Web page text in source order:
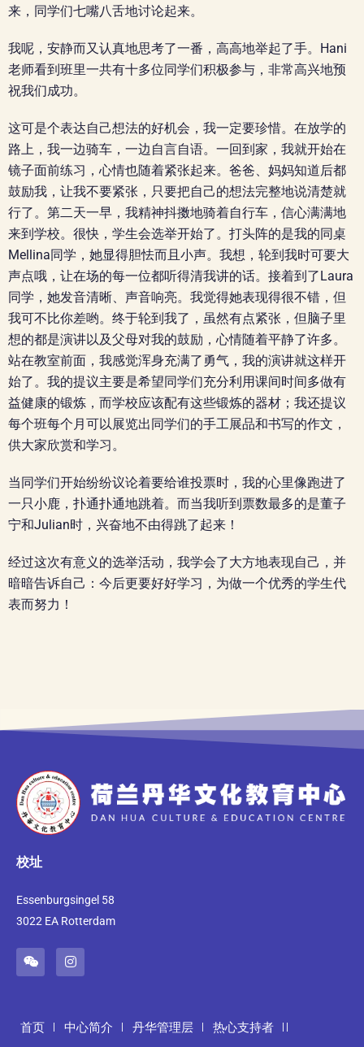
来，同学们七嘴八舌地讨论起来。
我呢，安静而又认真地思考了一番，高高地举起了手。Hani
老师看到班里一共有十多位同学们积极参与，非常高兴地预
祝我们成功。
这可是个表达自己想法的好机会，我一定要珍惜。在放学的
路上，我一边骑车，一边自言自语。一回到家，我就开始在
镜子面前练习，心情也随着紧张起来。爸爸、妈妈知道后都
鼓励我，让我不要紧张，只要把自己的想法完整地说清楚就
行了。第二天一早，我精神抖擞地骑着自行车，信心满满地
来到学校。很快，学生会选举开始了。打头阵的是我的同桌
Mellina同学，她显得胆怯而且小声。我想，轮到我时可要大
声点哦，让在场的每一位都听得清我讲的话。接着到了Laura
同学，她发音清晰、声音响亮。我觉得她表现得很不错，但
我可不比你差哟。终于轮到我了，虽然有点紧张，但脑子里
想的都是演讲以及父母对我的鼓励，心情随着平静了许多。
站在教室前面，我感觉浑身充满了勇气，我的演讲就这样开
始了。我的提议主要是希望同学们充分利用课间时间多做有
益健康的锻炼，而学校应该配有这些锻炼的器材；我还提议
每个班每个月可以展览出同学们的手工展品和书写的作文，
供大家欣赏和学习。
当同学们开始纷纷议论着要给谁投票时，我的心里像跑进了
一只小鹿，扑通扑通地跳着。而当我听到票数最多的是董子
宁和Julian时，兴奋地不由得跳了起来！
经过这次有意义的选举活动，我学会了大方地表现自己，并
暗暗告诉自己：今后更要好好学习，为做一个优秀的学生代
表而努力！
校址
Essenburgsingel 58
3022 EA Rotterdam
首页 中心简介 丹华管理层
热心支持者